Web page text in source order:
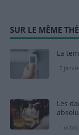
SUR LE MÊME
La
7
Les
1